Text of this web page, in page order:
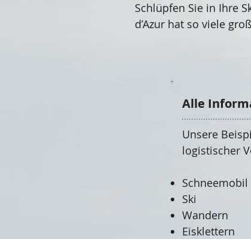
Schlüpfen Sie in Ihre
d’Azur hat so viele
Alle
Unsere
logistischer
Schneemobil
Ski
Wandern
Eisklettern